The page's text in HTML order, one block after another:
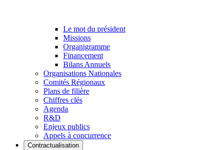
Le mot du président
Missions
Organigramme
Financement
Bilans Annuels
Organisations Nationales
Comités Régionaux
Plans de filière
Chiffres clés
Agenda
R&D
Enjeux publics
Appels à concurrence
Contractualisation